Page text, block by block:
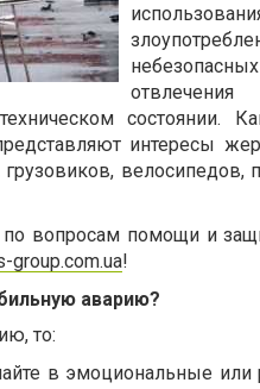
состоянии.
интересы
велосипедов,
вопросам помощи и
group.com.ua!
аварию?
то:
в эмоциональные